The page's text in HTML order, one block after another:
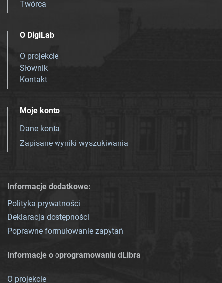
Twórca
O DigiLab
O projekcie
Słownik
Kontakt
Moje konto
Dane konta
Zapisane wyniki wyszukiwania
Informacje dodatkowe:
Polityka prywatności
Deklaracja dostępności
Poprawne formułowanie zapytań
Informacje o oprogramowaniu dLibra
O projekcie